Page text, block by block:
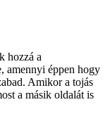
hozzá a
amennyi éppen hogy
Amikor a tojás
a másik oldalát is